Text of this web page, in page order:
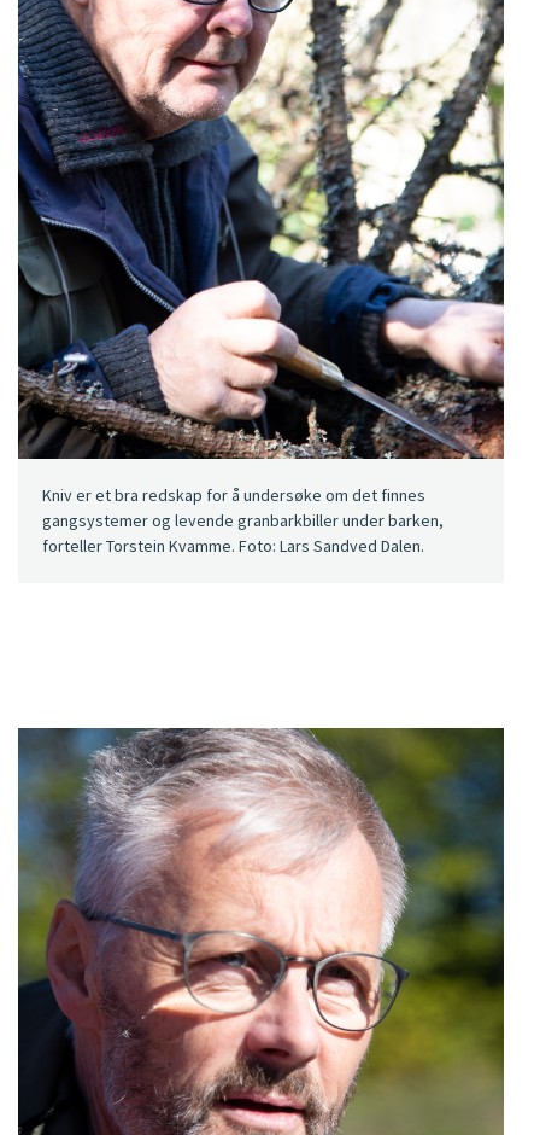
Kniv er et bra redskap for å undersøke om det finnes
gangsystemer og levende granbarkbiller under barken,
forteller Torstein Kvamme. Foto: Lars Sandved Dalen.